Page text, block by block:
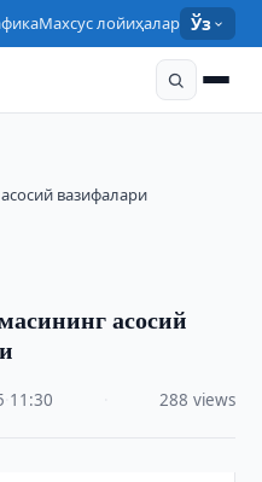
Махсус лойиҳалар Ўз
вазифалари
асосий
11:30 288 views